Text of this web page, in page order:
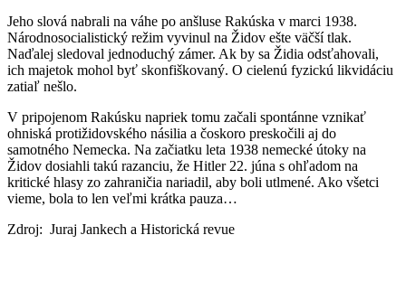
Jeho slová nabrali na váhe po anšluse Rakúska v marci 1938.
Národnosocialistický režim vyvinul na Židov ešte väčší tlak.
Naďalej sledoval jednoduchý zámer. Ak by sa Židia odsťahovali,
ich majetok mohol byť skonfiškovaný. O cielenú fyzickú likvidáciu
zatiaľ nešlo.
V pripojenom Rakúsku napriek tomu začali spontánne vznikať
ohniská protižidovského násilia a čoskoro preskočili aj do
samotného Nemecka. Na začiatku leta 1938 nemecké útoky na
Židov dosiahli takú razanciu, že Hitler 22. júna s ohľadom na
kritické hlasy zo zahraničia nariadil, aby boli utlmené. Ako všetci
vieme, bola to len veľmi krátka pauza…
Zdroj: Juraj Jankech a Historická revue